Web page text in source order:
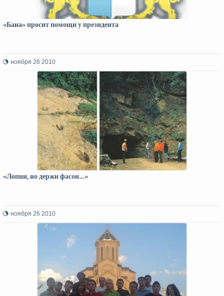
«Баиа» просит помощи у президента
ноября 26 2010
«Лопни, но держи фасон…»
ноября 26 2010